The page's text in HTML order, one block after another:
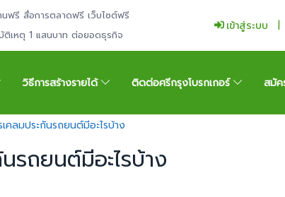
ฟรี สื่อการตลาดฟรี เว็บไซต์ฟรี
ติเหตุ 1 แสนบาท ต่อยอดธุรกิจ
เข้าสู่ระบบ
วิธีการสร้างรายได้ ติดต่อศรีกรุงโบรกเกอร์ สมัค
คลมประกันรถยนต์มีอะไรบ้าง
รถยนต์มีอะไรบ้าง